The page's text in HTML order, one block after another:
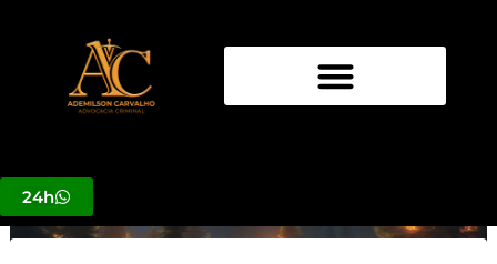
conteúdo
24h